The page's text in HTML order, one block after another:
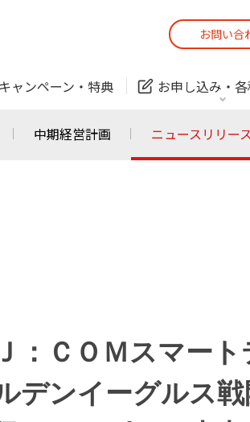
お問い合
キャンペーン・ 特典 お申し込み・
各種お手続き
パーソナルID 料金・
契約関連
でんき
ラ 中期経営計画 ニュースリリー
：ＣＯＭスマー
デンイーグルス